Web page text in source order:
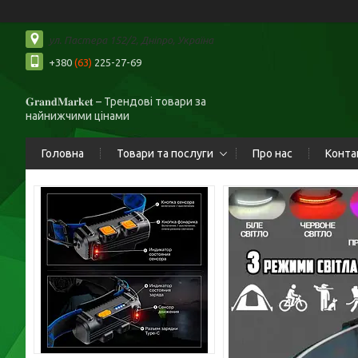
ул. Пастера 152/2, Дніпро, Україна
+380 (63) 225-27-69
𝐆𝐫𝐚𝐧𝐝𝐌𝐚𝐫𝐤𝐞𝐭 – Трендові товари за
найнижчими цінами
Головна Товари та послуги Про нас